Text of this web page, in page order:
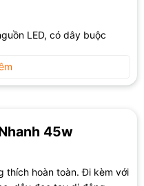
45w
thích hoàn toàn. Đi kèm với
LED, có dây buộc